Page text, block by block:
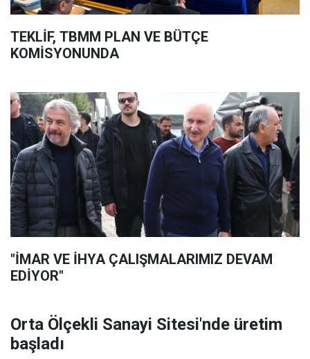
TEKLİF, TBMM PLAN VE BÜTÇE
KOMİSYONUNDA
"İMAR VE İHYA ÇALIŞMALARIMIZ DEVAM
EDİYOR"
Orta Ölçekli Sanayi Sitesi'nde üretim
başladı